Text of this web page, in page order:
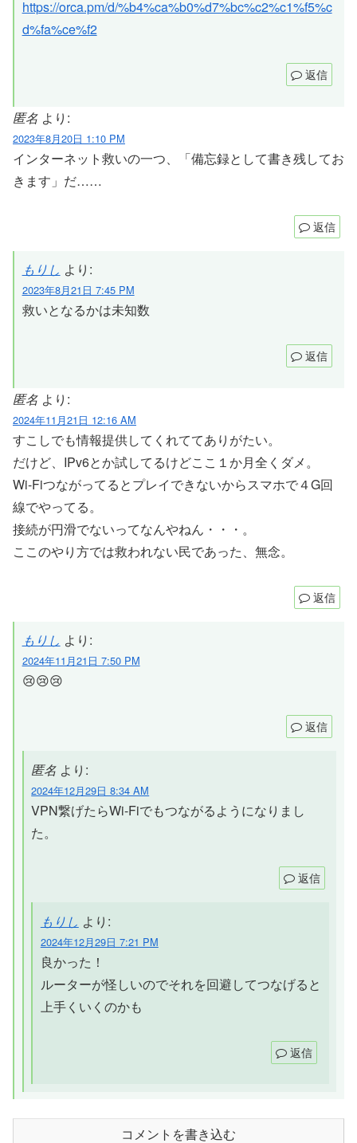
https://orca.pm/d/%b4%ca%b0%d7%bc%c2%c1%f5%c
d%fa%ce%f2
返信
匿名 より:
2023年8月20日 1:10 PM
インターネット救いの一つ、「備忘録として書き残してお
きます」だ……
返信
もりし より:
2023年8月21日 7:45 PM
救いとなるかは未知数
返信
匿名 より:
2024年11月21日 12:16 AM
すこしでも情報提供してくれててありがたい。
だけど、IPv6とか試してるけどここ１か月全くダメ。
Wi-Fiつながってるとプレイできないからスマホで４G回
線でやってる。
接続が円滑でないってなんやねん・・・。
ここのやり方では救われない民であった、無念。
返信
もりし より:
2024年11月21日 7:50 PM
😢😢😢
返信
匿名 より:
2024年12月29日 8:34 AM
VPN繋げたらWi-Fiでもつながるようになりまし
た。
返信
もりし より:
2024年12月29日 7:21 PM
良かった！
ルーターが怪しいのでそれを回避してつなげると
上手くいくのかも
返信
コメントを書き込む